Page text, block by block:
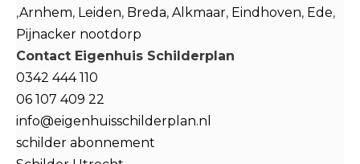
,Arnhem, Leiden, Breda, Alkmaar, Eindhoven, Ede,
Pijnacker nootdorp
Contact Eigenhuis Schilderplan
0342 444 110
06 107 409 22
info@eigenhuisschilderplan.nl
schilder abonnement